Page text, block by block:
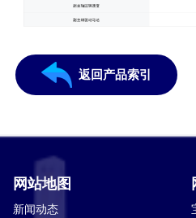
返回产品索引
网站地图
新闻动态